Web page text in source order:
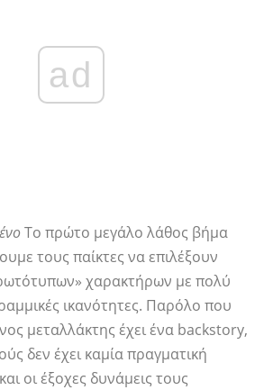
ad
Το πρώτο μεγάλο λάθος βήμα
τους παίκτες να επιλέξουν
χαρακτήρων με πολύ
ικανότητες. Παρόλο που
μεταλλάκτης έχει ένα backstory,
δεν έχει καμία πραγματική
οι έξοχες δυνάμεις τους